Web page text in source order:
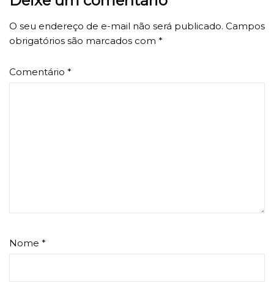
O seu endereço de e-mail não será publicado. Campos
obrigatórios são marcados com *
Comentário *
Nome *